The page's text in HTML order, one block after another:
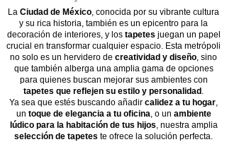
La Ciudad de México, conocida por su vibrante cultura
y su rica historia, también es un epicentro para la
decoración de interiores, y los tapetes juegan un papel
crucial en transformar cualquier espacio. Esta metrópoli
no solo es un hervidero de creatividad y diseño, sino
que también alberga una amplia gama de opciones
para quienes buscan mejorar sus ambientes con
tapetes que reflejen su estilo y personalidad .
Ya sea que estés buscando añadir calidez a tu hogar,
un toque de elegancia a tu oficina, o un ambiente
lúdico para la habitación de tus hijos, nuestra amplia
selección de tapetes te ofrece la solución perfecta.